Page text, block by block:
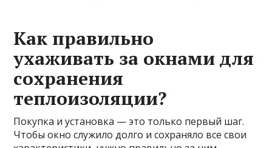
Как правильно
ухаживать за окнами для
сохранения
теплоизоляции?
Покупка и установка — это только первый шаг.
Чтобы окно служило долго и сохраняло все свои